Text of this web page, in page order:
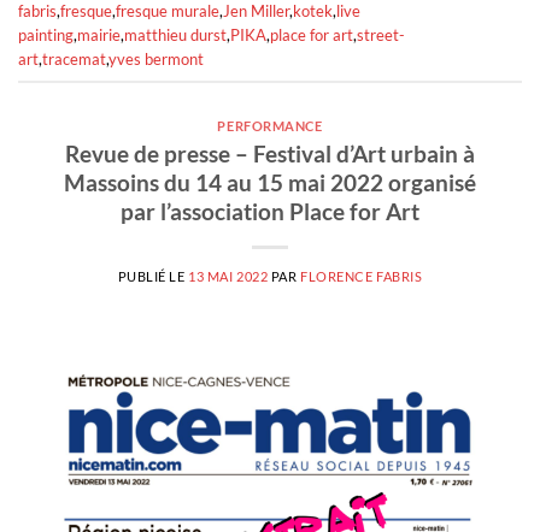
fabris,fresque,fresque murale,Jen Miller,kotek,live
painting,mairie,matthieu durst,PIKA,place for art,street-
art,tracemat,yves bermont
PERFORMANCE
Revue de presse – Festival d’Art urbain à
Massoins du 14 au 15 mai 2022 organisé
par l’association Place for Art
PUBLIÉ LE 13 MAI 2022 PAR FLORENCE FABRIS